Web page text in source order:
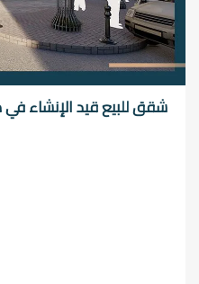
شقق للبيع قيد الإنشاء